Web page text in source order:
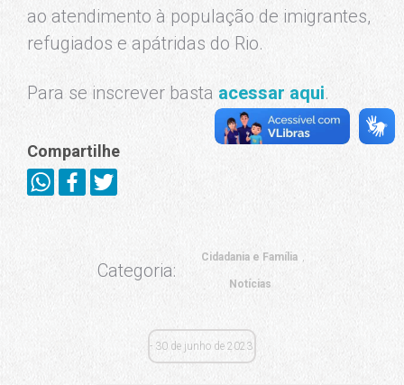
ao atendimento à população de imigrantes,
refugiados e apátridas do Rio.
Para se inscrever basta acessar aqui.
Compartilhe
Categoria:
Cidadania e Família
Notícias
30 de junho de 2023